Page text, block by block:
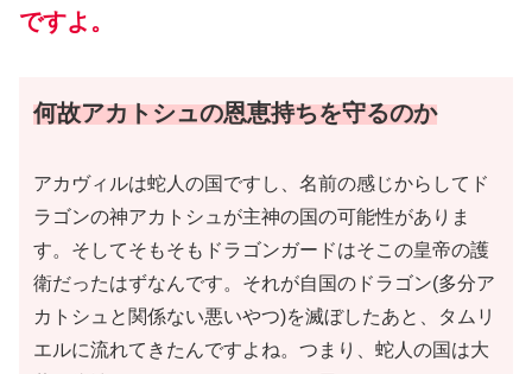
ですよ。
何故アカトシュの恩恵持ちを守るのか
アカヴィルは蛇人の国ですし、名前の感じからしてド
ラゴンの神アカトシュが主神の国の可能性がありま
す。そしてそもそもドラゴンガードはそこの皇帝の護
衛だったはずなんです。それが自国のドラゴン(多分ア
カトシュと関係ない悪いやつ)を滅ぼしたあと、タムリ
エルに流れてきたんですよね。つまり、蛇人の国は大